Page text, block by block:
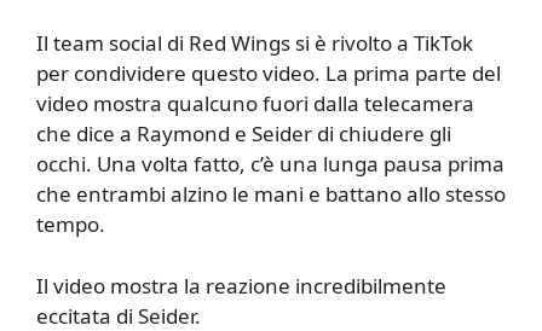
Il team social di Red Wings si è rivolto a TikTok
per condividere questo video. La prima parte del
video mostra qualcuno fuori dalla telecamera
che dice a Raymond e Seider di chiudere gli
occhi. Una volta fatto, c’è una lunga pausa prima
che entrambi alzino le mani e battano allo stesso
tempo.
Il video mostra la reazione incredibilmente
eccitata di Seider.